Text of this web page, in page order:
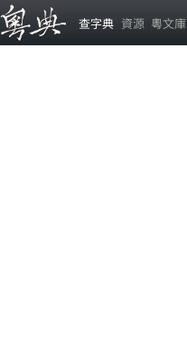
查字典 資源 粵文庫